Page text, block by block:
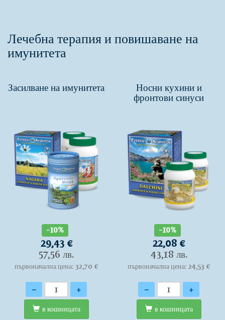
Лечебна терапия и повишаване на
имунитета
Засилване на имунитета
-10%
29,43 €
57,56 лв.
първоначална цена: 32,70 €
Количество
- +
в кошницата
Носни кухини и
фронтови синуси
-10%
22,08 €
43,18 лв.
първоначална цена: 24,53 €
Количество
- +
в кошницата